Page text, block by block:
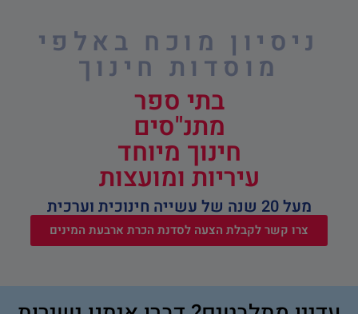
ניסיון מוכח באלפי
מוסדות חינוך
בתי ספר
מתנ"סים
חינוך מיוחד
עיריות ומועצות
מעל 20 שנה של עשייה חינוכית וערכית
צרו קשר לקבלת הצעה לסדנת הכרת ארבעת המינים